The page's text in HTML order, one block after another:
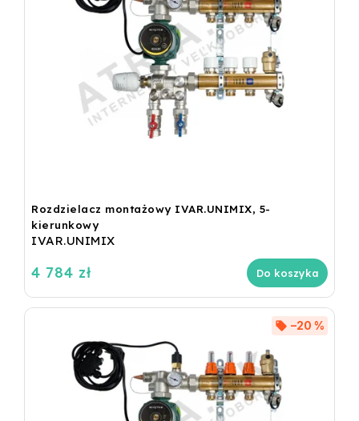
Rozdzielacz montażowy IVAR.UNIMIX, 5-
kierunkowy
IVAR.UNIMIX
4 784 zł Do koszyka
–20 %